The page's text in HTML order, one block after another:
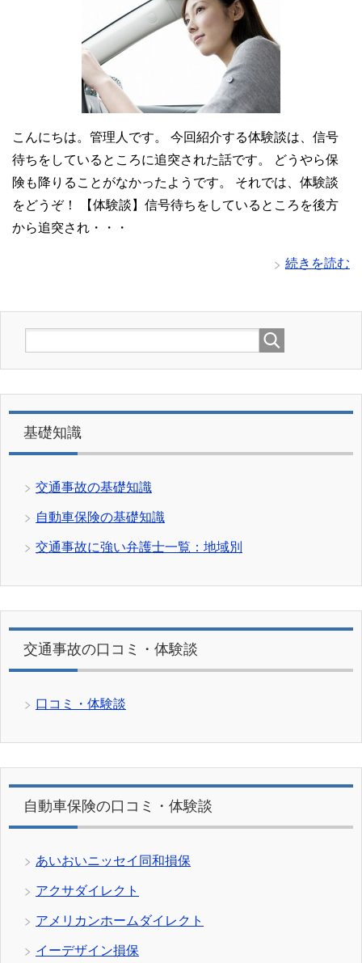
こんにちは。管理人です。 今回紹介する体験談は、信号
待ちをしているところに追突された話です。 どうやら保
険も降りることがなかったようです。 それでは、体験談
をどうぞ！ 【体験談】信号待ちをしているところを後方
から追突され・・・
続きを読む
基礎知識
交通事故の基礎知識
自動車保険の基礎知識
交通事故に強い弁護士一覧：地域別
交通事故の口コミ・体験談
口コミ・体験談
自動車保険の口コミ・体験談
あいおいニッセイ同和損保
アクサダイレクト
アメリカンホームダイレクト
イーデザイン損保